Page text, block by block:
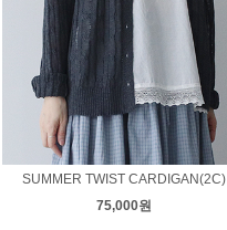
SUMMER TWIST CARDIGAN(2C)
75,000원